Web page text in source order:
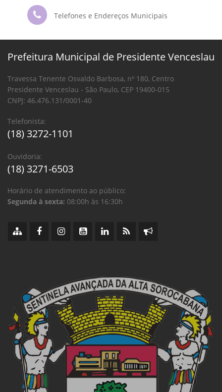
Telefones e Endereços Municipais
Prefeitura Municipal de Presidente Venceslau
Travessa Tenente Osvaldo Barbosa, nº 180, Centro
Presidente Venceslau - São Paulo, CEP 19400-015
CNPJ: 46.476.131/0001-40
Telefonista:
(18) 3272-1101
Ouvidoria:
(18) 3271-6503
Horário de atendimento ao público:
Segunda à sexta: 08:00h às 16:30h